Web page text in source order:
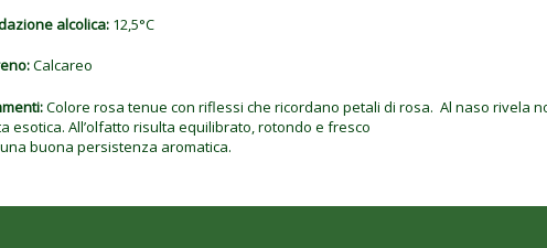
alcolica: 12,5°C
Calcareo
Colore rosa tenue con riflessi che ricordano petali di rosa. Al naso rivela
esotica. All’olfatto risulta equilibrato, rotondo e fresco
buona persistenza aromatica.